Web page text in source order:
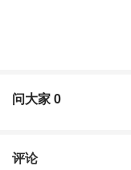
问大家0
评论